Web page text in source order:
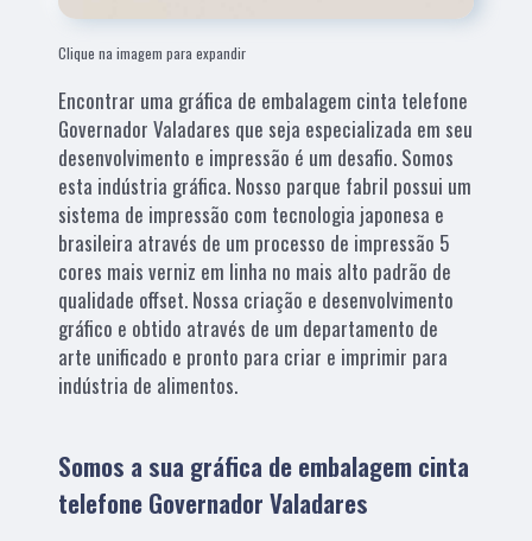
Clique na imagem para expandir
Encontrar uma gráfica de embalagem cinta telefone
Governador Valadares que seja especializada em seu
desenvolvimento e impressão é um desafio. Somos
esta indústria gráfica. Nosso parque fabril possui um
sistema de impressão com tecnologia japonesa e
brasileira através de um processo de impressão 5
cores mais verniz em linha no mais alto padrão de
qualidade offset. Nossa criação e desenvolvimento
gráfico e obtido através de um departamento de
arte unificado e pronto para criar e imprimir para
indústria de alimentos.
Somos a sua gráfica de embalagem cinta
telefone Governador Valadares